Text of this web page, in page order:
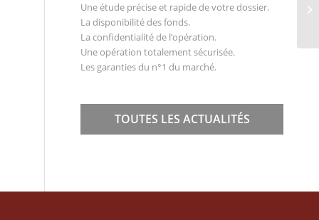
Une étude précise et rapide de votre dossier.
La disponibilité des fonds.
La confidentialité de l’opération.
Une opération totalement sécurisée.
Les garanties du n°1 du marché.
TOUTES LES ACTUALITÉS